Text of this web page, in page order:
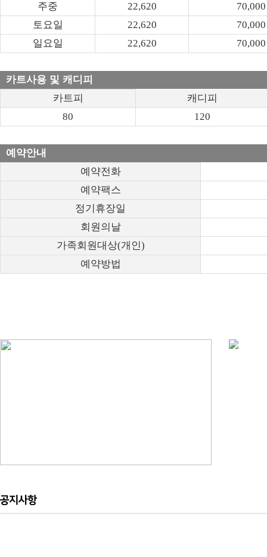
주중
22,620
70,000
토요일
22,620
70,000
일요일
22,620 70,000
카트사용 및 캐디피
카트피
캐디피
80
120
예약안내
예약전화
예약팩스
정기휴장일
회원의날
가족회원대상(개인)
예약방법